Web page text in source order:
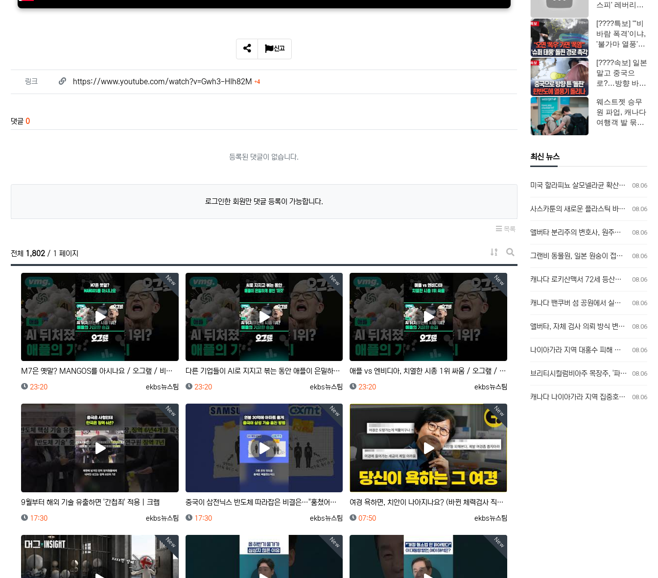
SNS 공유
신고
관련자료
링크 https://www.youtube.com/watch?v=Gwh3-HIh82M 4회 연결
댓글 0
등록된 댓글이 없습니다.
로그인한 회원만 댓글 등록이 가능합니다.
목록
전체 1,802 / 1 페이지
게시물 정렬
게시판 검색
New
M7은 옛말? MANGOS를 아시나요 / 오그랲 / 비디오머그 #shorts
등록일
23:20 등록자
ekbs뉴스팀
New
다른 기업들이 AI로 지지고 볶는 동안 애플이 은밀하게 쟁인 '이것' / 오그랲 / 비디오머그 #shorts
등록일
23:20 등록자
ekbs뉴스팀
New
애플 vs 엔비디아, 치열한 시총 1위 싸움 / 오그랲 / 비디오머그 #shorts
등록일
23:20 등록자
ekbs뉴스팀
New
9월부터 해외 기술 유출하면 '간첩죄' 적용｜크랩
등록일
17:30 등록자
ekbs뉴스팀
New
중국이 삼전닉스 반도체 따라잡은 비결은…"훔쳤어요"｜크랩
등록일
17:30 등록자
ekbs뉴스팀
New
여경 욕하면, 치안이 나아지나요? (바뀐 체력검사 직접 해봄)
등록일
07:50 등록자
ekbs뉴스팀
New New New
스피' 레버리지
TV (Yo…
[????특보] "'비
바람 폭격'이냐,
'불가마 열풍'이
풍' …
[????속보] 일본
말고 중국으
로?…방향 바꾼
핀, 한반도…
웨스트젯 승무
원 파업, 캐나다
여행객 발 묶였
최신 뉴스
미국 할라피뇨 살모넬라균 확산, 캐나다 연관성 없어 08.06
사스카툰의 새로운 플라스틱 바위 공공 예술 설치물, 시민들의 반응 엇갈려 08.06
앨버타 분리주의 변호사, 원주민 보호구역 신탁 관리인 직위 박탈 명령에 불복 항소 08.06
그랜비 동물원, 일본 원숭이 접촉 방문객에 주의 당부 08.06
캐나다 로키산맥서 72세 등산객 맹견 공격받아 중상 08.06
캐나다 밴쿠버 섬 공원에서 실종자 발견 08.06
앨버타, 자체 검사 의뢰 방식 변경에 대한 우려 제기 08.06
나이아가라 지역 대홍수 피해 현장 방문한 포드 온타리오 주총리, 재정 지원 발표는 없어 08.06
브리티시컬럼비아주 목장주, '파괴의 흔적' 브래들리 크릭 산불로 집 잃은 참상 증언 08.06
캐나다 나이아가라 지역 집중호우로 와인 산지 피해 속출 08.06